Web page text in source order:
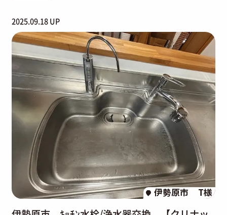
2025.09.18 UP
伊勢原市 T様